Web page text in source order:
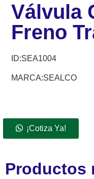
Válvula
Freno
ID:SEA1004
MARCA:SEALCO
¡Cotiza Ya!
Productos